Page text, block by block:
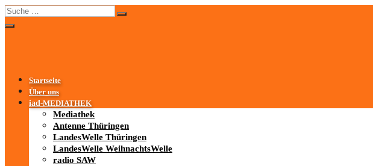
Startseite
Über uns
iad-MEDIATHEK
Mediathek
Antenne Thüringen
LandesWelle Thüringen
LandesWelle WeihnachtsWelle
radio SAW